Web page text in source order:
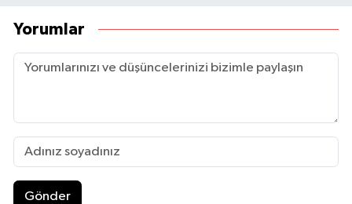
Yorumlar
Gönder